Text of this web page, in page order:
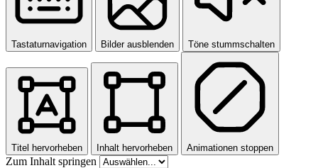
Tastaturnavigation Bilder ausblenden Töne stummschalten
Titel hervorheben Inhalt hervorheben Animationen stoppen
Zum Inhalt springen